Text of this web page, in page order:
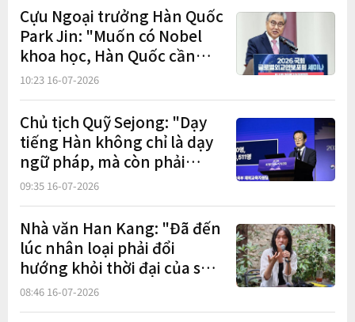
Cựu Ngoại trưởng Hàn Quốc
Park Jin: "Muốn có Nobel
khoa học, Hàn Quốc cần
luật nền tảng về ngoại giao
khoa học"
10:23 16-07-2026
Chủ tịch Quỹ Sejong: "Dạy
tiếng Hàn không chỉ là dạy
ngữ pháp, mà còn phải
truyền tải cách người Hàn
suy nghĩ"
09:35 16-07-2026
Nhà văn Han Kang: "Đã đến
lúc nhân loại phải đổi
hướng khỏi thời đại của sự
thù ghét"
08:46 16-07-2026